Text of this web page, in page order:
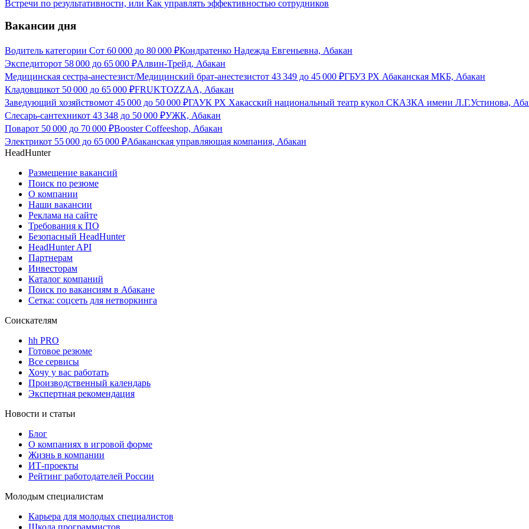
Встречи по результативности, или Как управлять эффективностью сотрудников
Вакансии дня
Водитель категории Сот 60 000 до 80 000 ₽Кондратенко Надежда Евгеньевна, Абакан
Экспедиторот 58 000 до 65 000 ₽Алвин-Трейд, Абакан
Медицинская сестра-анестезист/Медицинский брат-анестезистот 43 349 до 45 000 ₽ГБУЗ РХ Абаканская МКБ, Абакан
Кладовщикот 50 000 до 65 000 ₽FRUKTOZZAA, Абакан
Заведующий хозяйствомот 45 000 до 50 000 ₽ГАУК РХ Хакасский национальный театр кукол СКАЗКА имени Л.Г.Устинова,
Слесарь-сантехникот 43 348 до 50 000 ₽УЖК, Абакан
Поварот 50 000 до 70 000 ₽Booster Coffeeshop, Абакан
Электрикот 55 000 до 65 000 ₽Абаканская управляющая компания, Абакан
HeadHunter
Размещение вакансий
Поиск по резюме
О компании
Наши вакансии
Реклама на сайте
Требования к ПО
Безопасный HeadHunter
HeadHunter API
Партнерам
Инвесторам
Каталог компаний
Поиск по вакансиям в Абакане
Сетка: соцсеть для нетворкинга
Соискателям
hh PRO
Готовое резюме
Все сервисы
Хочу у вас работать
Производственный календарь
Экспертная рекомендация
Новости и статьи
Блог
О компаниях в игровой форме
Жизнь в компании
ИТ-проекты
Рейтинг работодателей России
Молодым специалистам
Карьера для молодых специалистов